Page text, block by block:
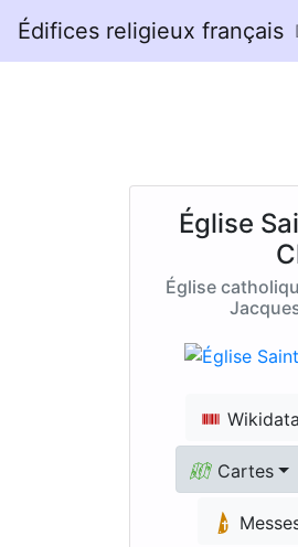
Édifices religieux français
Église
Église
Wikidata
Cartes